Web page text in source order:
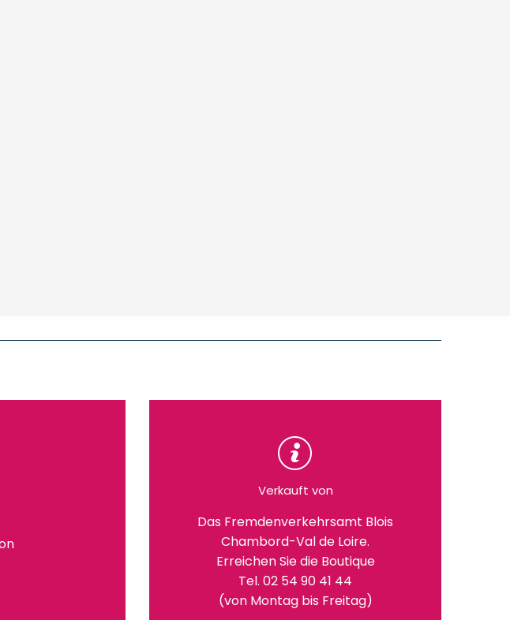
Verkauft von
Das Fremdenverkehrsamt Blois
Chambord-Val de Loire.
Erreichen Sie die Boutique
Tel. 02 54 90 41 44
(von Montag bis Freitag)